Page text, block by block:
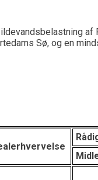
Sø, og en